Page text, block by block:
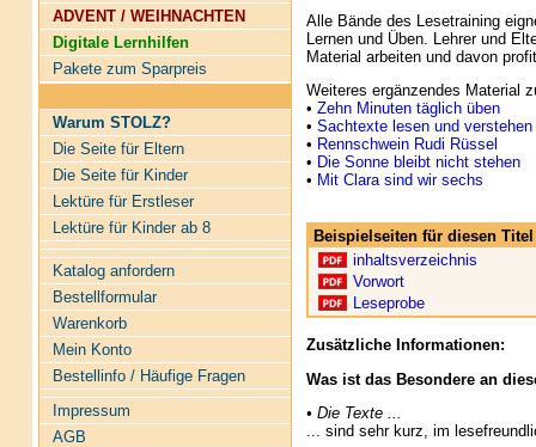
ADVENT / WEIHNACHTEN
Digitale Lernhilfen
Pakete zum Sparpreis
Warum STOLZ?
Die Seite für Eltern
Die Seite für Kinder
Lektüre für Erstleser
Lektüre für Kinder ab 8
Katalog anfordern
Bestellformular
Warenkorb
Mein Konto
Bestellinfo / Häufige Fragen
Impressum
AGB
Alle Bände des Lesetraining
Lernen und Üben. Lehrer und
Material arbeiten und davon
Weiteres ergänzendes Material
• Zehn Minuten täglich üben
• Sachtexte lesen und verstehen
• Rennschwein Rudi Rüssel
• Die Sonne bleibt nicht stehen
• Mit Clara sind wir sechs
Beispielseiten für diesen
inhaltsverzeichnis
Vorwort
Leseprobe
Zusätzliche Informationen:
Was ist das Besondere an
• Die Texte ...
... sind sehr kurz, im